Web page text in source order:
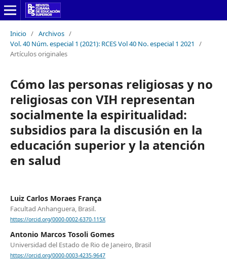
Inicio / Archivos /
Vol. 40 Núm. especial 1 (2021): RCES Vol 40 No. especial 1 2021
/
Artículos originales
Cómo las personas religiosas y no
religiosas con VIH representan
socialmente la espiritualidad:
subsidios para la discusión en la
educación superior y la atención
en salud
Luiz Carlos Moraes França
Facultad Anhanguera, Brasil.
https://orcid.org/0000-0002-6370-115X
Antonio Marcos Tosoli Gomes
Universidad del Estado de Rio de Janeiro, Brasil
https://orcid.org/0000-0003-4235-9647